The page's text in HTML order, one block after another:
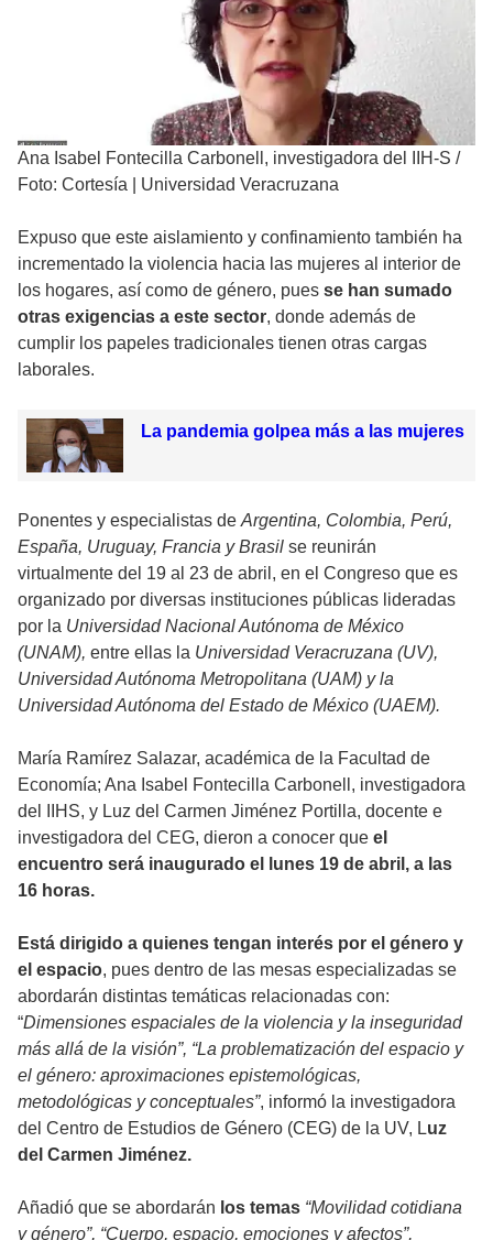
Ana Isabel Fontecilla Carbonell, investigadora del IIH-S /
Foto: Cortesía | Universidad Veracruzana
Expuso que este aislamiento y confinamiento también ha
incrementado la violencia hacia las mujeres al interior de
los hogares, así como de género, pues se han sumado
otras exigencias a este sector, donde además de
cumplir los papeles tradicionales tienen otras cargas
laborales.
La pandemia golpea más a las mujeres
Ponentes y especialistas deArgentina, Colombia, Perú,
España, Uruguay, Francia y Brasil se reunirán
virtualmente del 19 al 23 de abril, en el Congreso que es
organizado por diversas instituciones públicas lideradas
por la Universidad Nacional Autónoma de México
(UNAM), entre ellas la Universidad Veracruzana (UV),
Universidad Autónoma Metropolitana (UAM) y la
Universidad Autónoma del Estado de México (UAEM).
María Ramírez Salazar, académica de la Facultad de
Economía; Ana Isabel Fontecilla Carbonell, investigadora
del IIHS, y Luz del Carmen Jiménez Portilla, docente e
investigadora del CEG, dieron a conocer que el
encuentro será inaugurado el lunes 19 de abril, a las
16 horas.
Está dirigido a quienes tengan interés por el género y
el espacio, pues dentro de las mesas especializadas se
abordarán distintas temáticas relacionadas con:
“Dimensiones espaciales de la violencia y la inseguridad
más allá de la visión”, “La problematización del espacio y
el género: aproximaciones epistemológicas,
metodológicas y conceptuales”, informó la investigadora
del Centro de Estudios de Género (CEG) de la UV, Luz
del Carmen Jiménez.
Añadió que se abordarán los temas “Movilidad cotidiana
y género”, “Cuerpo, espacio, emociones y afectos”,